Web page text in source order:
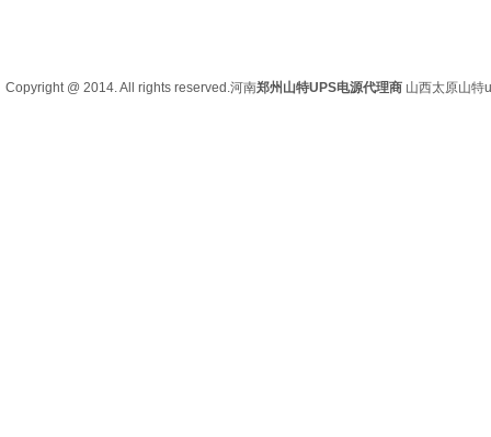
Copyright @ 2014. All rights reserved.河南郑州山特UPS电源代理商 山西太原山特